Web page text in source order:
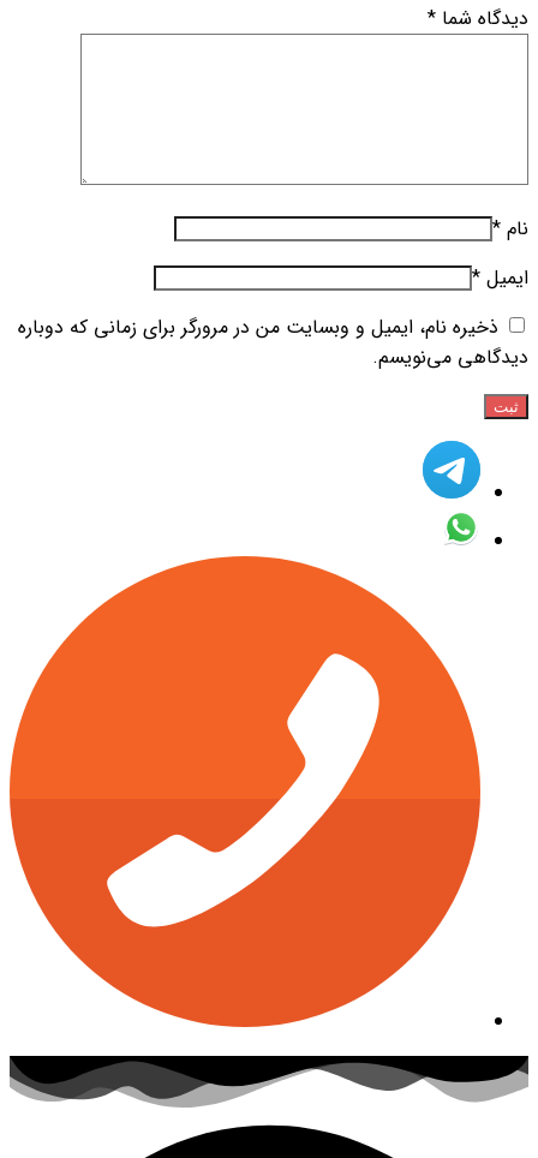
دیدگاه شما *
نام *
ایمیل *
ذخیره نام، ایمیل و وبسایت من در مرورگر برای زمانی که دوباره
دیدگاهی می‌نویسم.